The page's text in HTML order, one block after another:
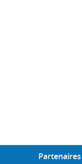
Partenaires